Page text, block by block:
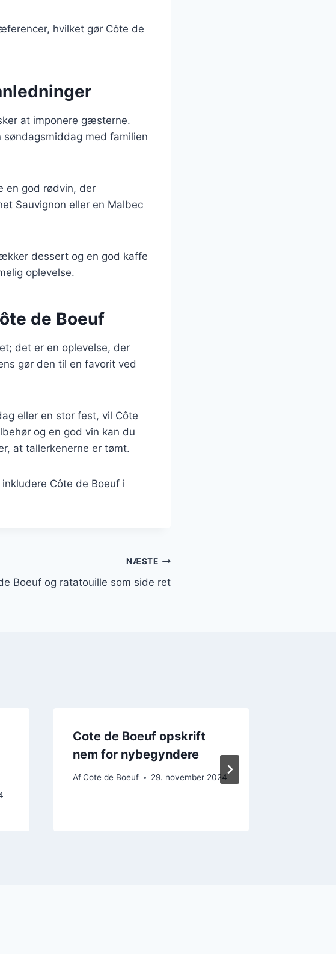
hvilket gør Côte de
at imponere gæsterne.
med familien
en god rødvin, der
Sauvignon eller en Malbec
dessert og en god kaffe
oplevelse.
de Boeuf
det er en oplevelse, der
gør den til en favorit ved
eller en stor fest, vil Côte
og en god vin kan du
at tallerkenerne er tømt.
Côte de Boeuf i
NÆSTE
Boeuf og ratatouille som side ret
Cote de Boeuf opskrift
nem for nybegyndere
Af Cote de Boeuf 29. november 2024